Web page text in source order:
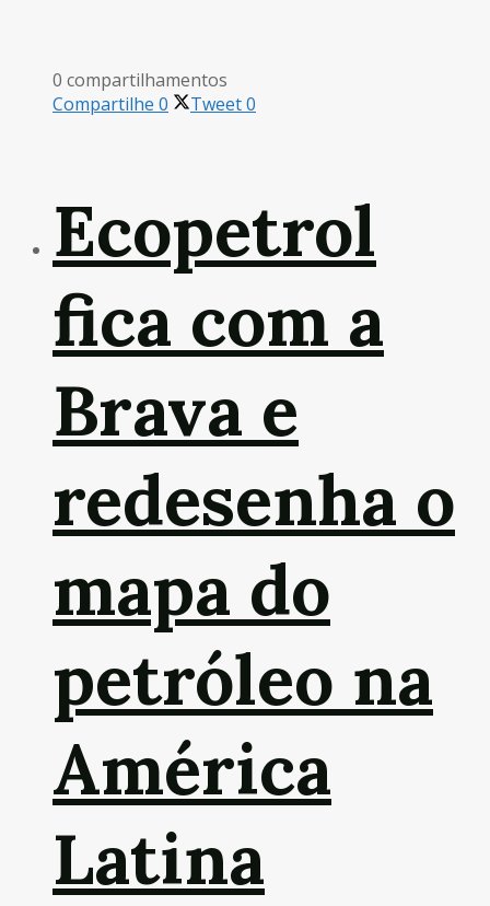
0 compartilhamentos
Compartilhe 0 Tweet0
Ecopetrol
fica com a
Brava e
redesenha o
mapa do
petróleo na
América
Latina